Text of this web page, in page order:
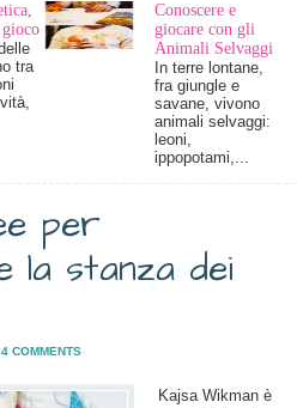
gioco
tra
Conoscere e
giocare con gli
Animali Selvaggi
In terre lontane,
fra giungle e
savane, vivono
animali selvaggi:
leoni,
ippopotami,...
per
la stanza dei
4 COMMENTS
Kajsa Wikman è